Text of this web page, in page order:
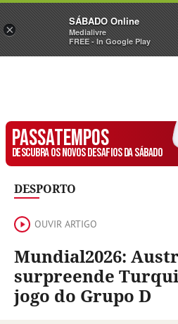
Sábado
PASSATEMPOS
DESCUBRA OS NOVOS DESAFIOS DA SÁBADO
DESPORTO
OUVIR ARTIGO
Mundial2026:
surpreende
jogo do Grupo D
×
SÁBADO Online
Medialivre
FREE - In Google Play